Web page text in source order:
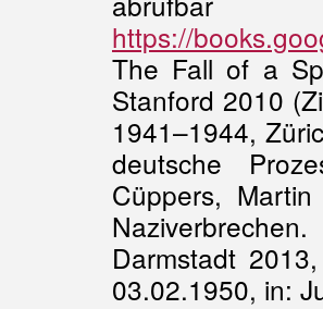
https://
The Fall of a
Stanford 2010
1941–1944,
deutsche
Cüppers,
Darmstadt
03.02.1950, in: